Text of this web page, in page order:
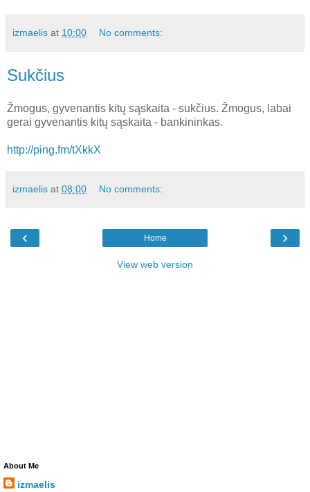
izmaelis at 10:00 No comments:
Sukčius
Žmogus, gyvenantis kitų sąskaita - sukčius. Žmogus, labai
gerai gyvenantis kitų sąskaita - bankininkas.
http://ping.fm/tXkkX
izmaelis at 08:00 No comments:
‹ ›
Home
View web version
About Me
izmaelis